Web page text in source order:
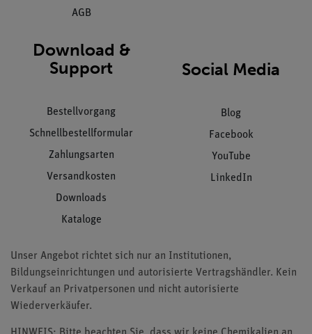
AGB
Download &
Support
Bestellvorgang
Schnellbestellformular
Zahlungsarten
Versandkosten
Downloads
Kataloge
Social Media
Blog
Facebook
YouTube
LinkedIn
Unser Angebot richtet sich nur an Institutionen,
Bildungseinrichtungen und autorisierte Vertragshändler. Kein
Verkauf an Privatpersonen und nicht autorisierte
Wiederverkäufer.